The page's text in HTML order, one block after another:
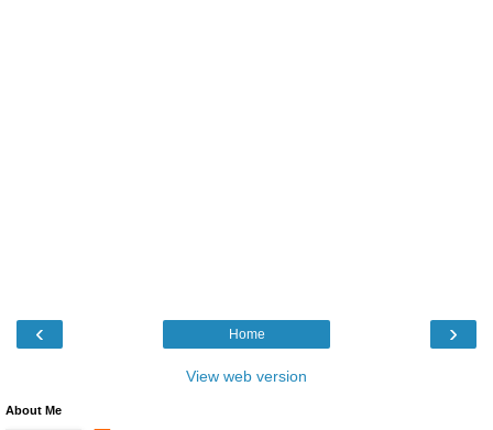
‹ ›
Home
View web version
About Me